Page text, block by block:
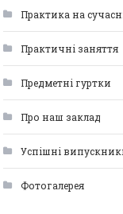
Практика на
Практичні заняття
Предметні гуртки
Про наш заклад
Успішні
Фотогалерея